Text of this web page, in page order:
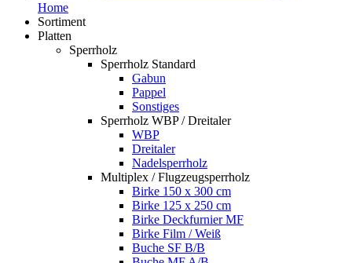
Home
Sortiment
Platten
Sperrholz
Sperrholz Standard
Gabun
Pappel
Sonstiges
Sperrholz WBP / Dreitaler
WBP
Dreitaler
Nadelsperrholz
Multiplex / Flugzeugsperrholz
Birke 150 x 300 cm
Birke 125 x 250 cm
Birke Deckfurnier MF
Birke Film / Weiß
Buche SF B/B